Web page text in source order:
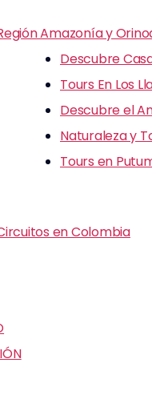
Amazonía y
Descubre
Tours En Los
Descubre el
Naturaleza y
Tours en
en Colombia